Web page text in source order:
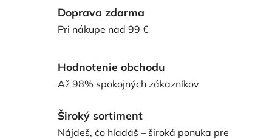
Doprava zdarma
Pri nákupe nad 99 €
Hodnotenie obchodu
Až 98% spokojných zákazníkov
Široký sortiment
Nájdeš, čo hľadáš – široká ponuka pre